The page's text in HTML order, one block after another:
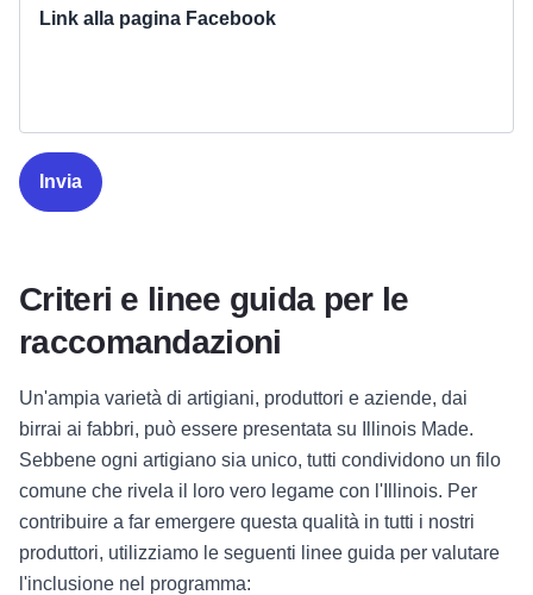
Link alla pagina Facebook
Criteri e linee guida per le
raccomandazioni
Un'ampia varietà di artigiani, produttori e aziende, dai
birrai ai fabbri, può essere presentata su Illinois Made.
Sebbene ogni artigiano sia unico, tutti condividono un filo
comune che rivela il loro vero legame con l'Illinois. Per
contribuire a far emergere questa qualità in tutti i nostri
produttori, utilizziamo le seguenti linee guida per valutare
l'inclusione nel programma: